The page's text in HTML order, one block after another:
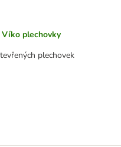
Víko plechovky
plechovek